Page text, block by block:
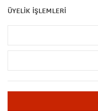
ÜYELİK İŞLEMLERİ